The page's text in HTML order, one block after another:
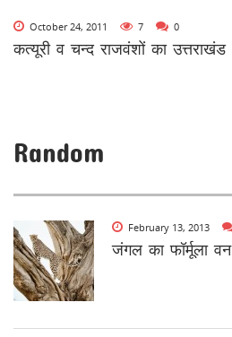
October 24, 2011 7 0
कत्यूरी व चन्द राजवंशों का उत्तराखंड
Random
February 13, 2013
जंगल का फॉर्मूला वन